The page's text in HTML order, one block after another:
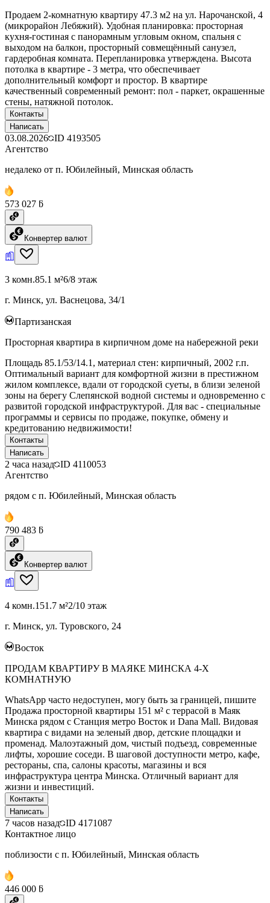
Продаем 2-комнатную квартиру 47.3 м2 на ул. Нарочанской, 4
(микрорайон Лебяжий). Удобная планировка: просторная
кухня-гостиная с панорамным угловым окном, спальня с
выходом на балкон, просторный совмещённый санузел,
гардеробная комната. Перепланировка утверждена. Высота
потолка в квартире - 3 метра, что обеспечивает
дополнительный комфорт и простор. В квартире
качественный современный ремонт: пол - паркет, окрашенные
стены, натяжной потолок.
Контакты
Написать
03.08.2026 ID 4193505
Агентство
недалеко от п. Юбилейный, Минская область
573 027 ƃ
Конвертер валют
3 комн.85.1 м²6/8 этаж
г. Минск, ул. Васнецова, 34/1
Партизанская
Просторная квартира в кирпичном доме на набережной реки
Площадь 85.1/53/14.1, материал стен: кирпичный, 2002 г.п.
Оптимальный вариант для комфортной жизни в престижном
жилом комплексе, вдали от городской суеты, в близи зеленой
зоны на берегу Слепянской водной системы и одновременно с
развитой городской инфраструктурой. Для вас - специальные
программы и сервисы по продаже, покупке, обмену и
кредитованию недвижимости!
Контакты
Написать
2 часа назад ID 4110053
Агентство
рядом с п. Юбилейный, Минская область
790 483 ƃ
Конвертер валют
4 комн.151.7 м²2/10 этаж
г. Минск, ул. Туровского, 24
Восток
ПРОДАМ КВАРТИРУ В МАЯКЕ МИНСКА 4-Х
КОМНАТНУЮ
WhatsApp часто недоступен, могу быть за границей, пишите
Продажа просторной квартиры 151 м² с террасой в Маяк
Минска рядом с Станция метро Восток и Dana Mall. Видовая
квартира с видами на зеленый двор, детские площадки и
променад. Малоэтажный дом, чистый подъезд, современные
лифты, хорошие соседи. В шаговой доступности метро, кафе,
рестораны, спа, салоны красоты, магазины и вся
инфраструктура центра Минска. Отличный вариант для
жизни и инвестиций.
Контакты
Написать
7 часов назад ID 4171087
Контактное лицо
поблизости с п. Юбилейный, Минская область
446 000 ƃ